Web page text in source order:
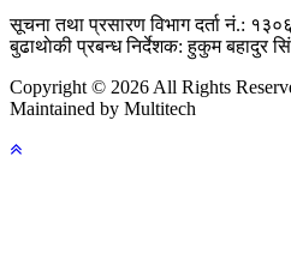
सूचना तथा प्रसारण विभाग दर्ता नं.:
बुढाथाेकी प्रबन्ध निर्देशक: हुकुम बहादुर
Copyright © 2026 All Rights
Maintained by Multitech